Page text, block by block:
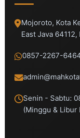
Mojoroto, Kota
East Java
0857-2267-
Senin - Sabtu:
(Minggu & Libur